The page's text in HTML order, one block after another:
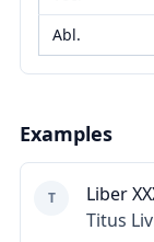
Abl.
Examples
T
Liber
Titus